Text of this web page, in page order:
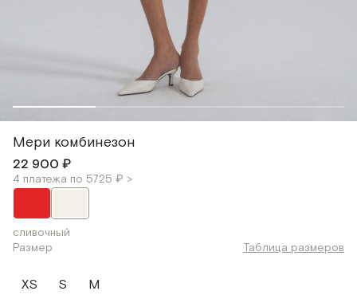
Мери комбинезон
22 900 ₽
4 платежа по 5725 ₽ >
сливочный
Размер
Таблица размеров
XS S
M